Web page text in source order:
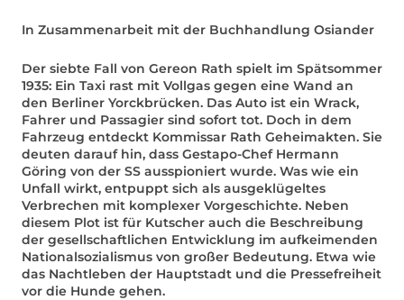
In Zusammenarbeit mit der Buchhandlung Osiander
Der siebte Fall von Gereon Rath spielt im Spätsommer
1935: Ein Taxi rast mit Vollgas gegen eine Wand an
den Berliner Yorckbrücken. Das Auto ist ein Wrack,
Fahrer und Passagier sind sofort tot. Doch in dem
Fahrzeug entdeckt Kommissar Rath Geheimakten. Sie
deuten darauf hin, dass Gestapo-Chef Hermann
Göring von der SS ausspioniert wurde. Was wie ein
Unfall wirkt, entpuppt sich als ausgeklügeltes
Verbrechen mit komplexer Vorgeschichte. Neben
diesem Plot ist für Kutscher auch die Beschreibung
der gesellschaftlichen Entwicklung im aufkeimenden
Nationalsozialismus von großer Bedeutung. Etwa wie
das Nachtleben der Hauptstadt und die Pressefreiheit
vor die Hunde gehen.